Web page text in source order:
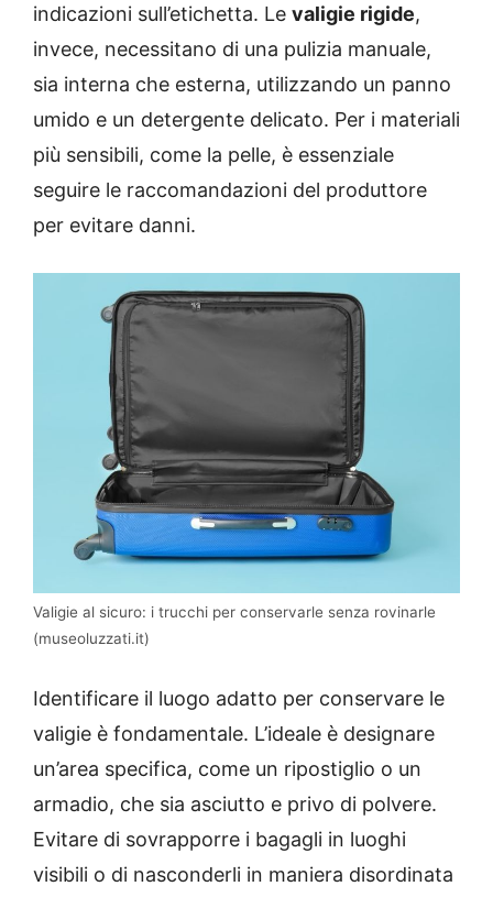
indicazioni sull’etichetta. Le valigie rigide,
invece, necessitano di una pulizia manuale,
sia interna che esterna, utilizzando un panno
umido e un detergente delicato. Per i materiali
più sensibili, come la pelle, è essenziale
seguire le raccomandazioni del produttore
per evitare danni.
Valigie al sicuro: i trucchi per conservarle senza rovinarle
(museoluzzati.it)
Identificare il luogo adatto per conservare le
valigie è fondamentale. L’ideale è designare
un’area specifica, come un ripostiglio o un
armadio, che sia asciutto e privo di polvere.
Evitare di sovrapporre i bagagli in luoghi
visibili o di nasconderli in maniera disordinata